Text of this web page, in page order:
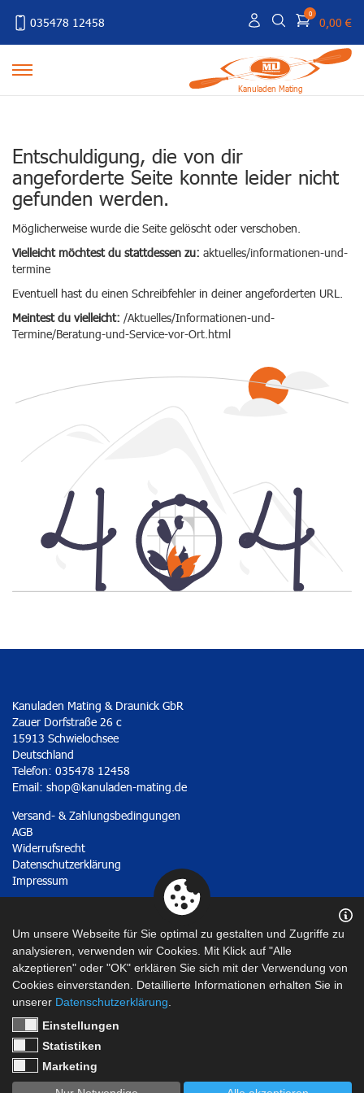
035478 12458
0
0,00 €
Kanuladen Mating
Entschuldigung, die von dir
angeforderte Seite konnte leider nicht
gefunden werden.
Möglicherweise wurde die Seite gelöscht oder verschoben.
Vielleicht möchtest du stattdessen zu: aktuelles/informationen-und-
termine
Eventuell hast du einen Schreibfehler in deiner angeforderten URL.
Meintest du vielleicht: /Aktuelles/Informationen-und-
Termine/Beratung-und-Service-vor-Ort.html
Kanuladen Mating & Draunick GbR
Zauer Dorfstraße 26 c
15913 Schwielochsee
Deutschland
Telefon: 035478 12458
Email: shop@kanuladen-mating.de
Versand- & Zahlungsbedingungen
AGB
Widerrufsrecht
Datenschutzerklärung
Impressum
Um unsere Webseite für Sie optimal zu gestalten und Zugriffe zu
analysieren, verwenden wir Cookies. Mit Klick auf "Alle
akzeptieren" oder "OK" erklären Sie sich mit der Verwendung von
Cookies einverstanden. Detaillierte Informationen erhalten Sie in
unserer Datenschutzerklärung
Einstellungen
Statistiken
Marketing